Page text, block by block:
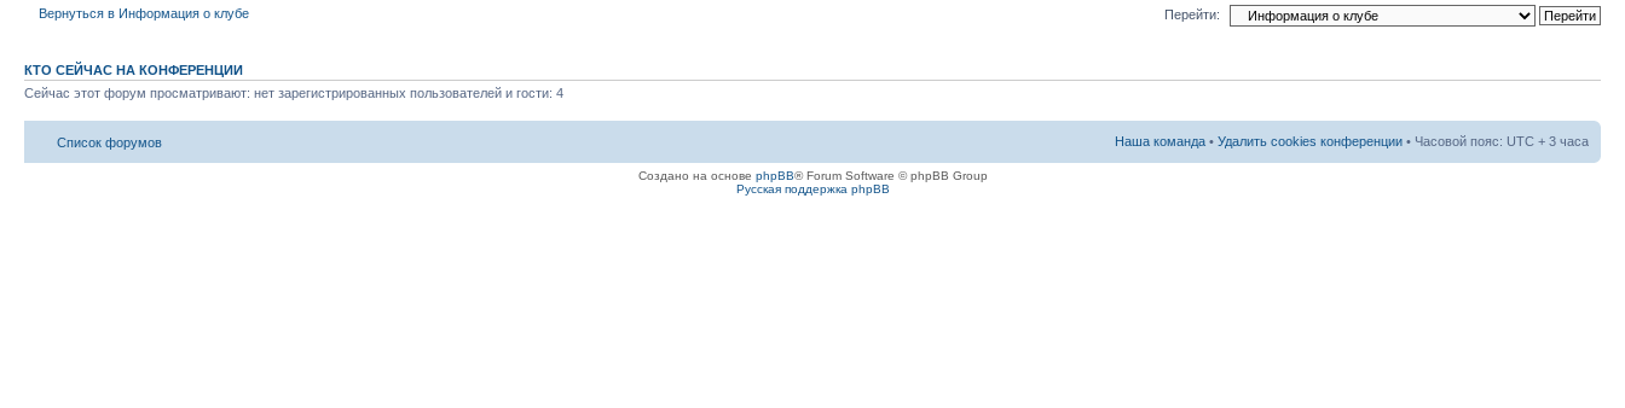
Вернуться в Информация о клубе Перейти:
КТО СЕЙЧАС НА КОНФЕРЕНЦИИ
Сейчас этот форум просматривают: нет зарегистрированных пользователей и гости: 4
Список форумов Наша команда • Удалить cookies конференции • Часовой пояс: UTC + 3 часа
Создано на основе phpBB® Forum Software © phpBB Group
Русская поддержка phpBB